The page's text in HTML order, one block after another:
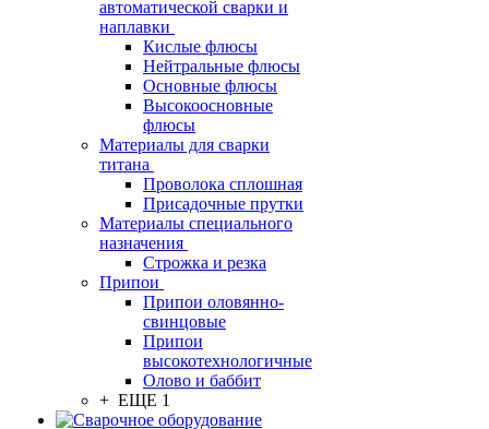
автоматической сварки и
наплавки
Кислые флюсы
Нейтральные флюсы
Основные флюсы
Высокоосновные
флюсы
Материалы для сварки
титана
Проволока сплошная
Присадочные прутки
Материалы специального
назначения
Строжка и резка
Припои
Припои оловянно-
свинцовые
Припои
высокотехнологичные
Олово и баббит
+ ЕЩЕ 1